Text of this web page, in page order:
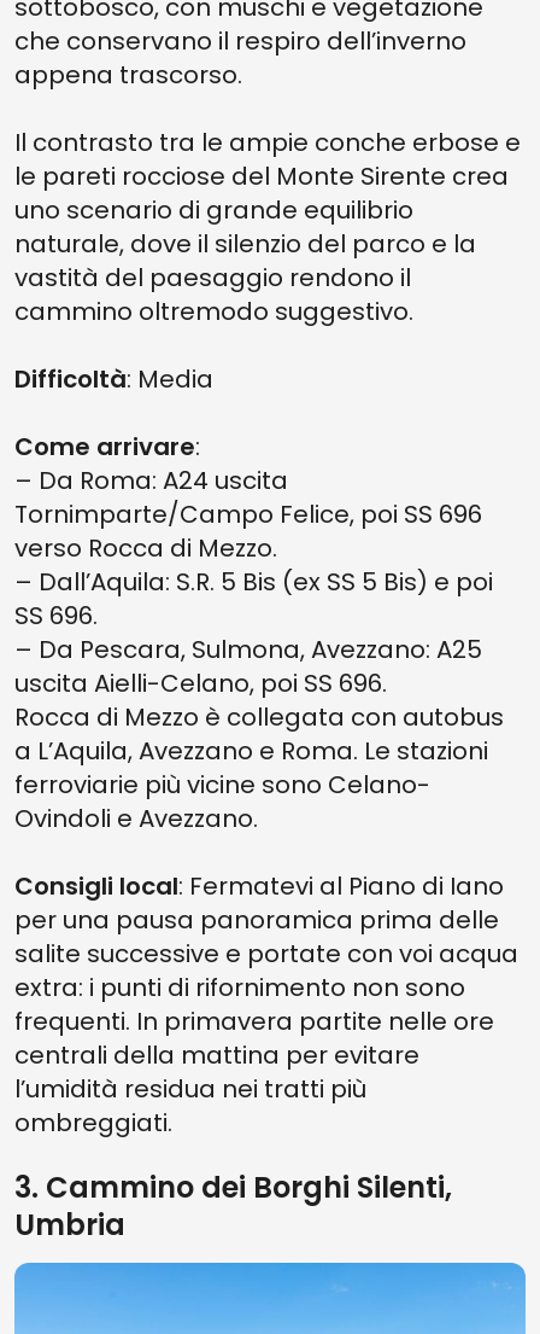
sottobosco, con muschi e vegetazione
che conservano il respiro dell’inverno
appena trascorso.
Il contrasto tra le ampie conche erbose e
le pareti rocciose del Monte Sirente crea
uno scenario di grande equilibrio
naturale, dove il silenzio del parco e la
vastità del paesaggio rendono il
cammino oltremodo suggestivo.
Difficoltà: Media
Come arrivare:
– Da Roma: A24 uscita
Tornimparte/Campo Felice, poi SS 696
verso Rocca di Mezzo.
– Dall’Aquila: S.R. 5 Bis (ex SS 5 Bis) e poi
SS 696.
– Da Pescara, Sulmona, Avezzano: A25
uscita Aielli-Celano, poi SS 696.
Rocca di Mezzo è collegata con autobus
a L’Aquila, Avezzano e Roma. Le stazioni
ferroviarie più vicine sono Celano-
Ovindoli e Avezzano.
Consigli local: Fermatevi al Piano di Iano
per una pausa panoramica prima delle
salite successive e portate con voi acqua
extra: i punti di rifornimento non sono
frequenti. In primavera partite nelle ore
centrali della mattina per evitare
l’umidità residua nei tratti più
ombreggiati.
3. Cammino dei Borghi Silenti,
Umbria